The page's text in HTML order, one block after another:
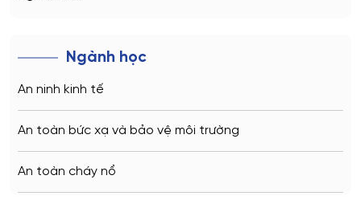
KaliningradNgành học
An ninh kinh tế
An toàn bức xạ và bảo vệ môi trường
An toàn cháy nổ